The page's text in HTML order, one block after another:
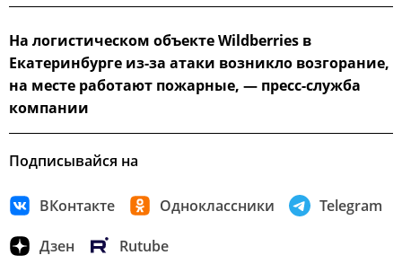
На логистическом объекте Wildberries в
Екатеринбурге из-за атаки возникло возгорание,
на месте работают пожарные, — пресс-служба
компании
Подписывайся на
ВКонтакте Одноклассники Telegram
Дзен Rutube